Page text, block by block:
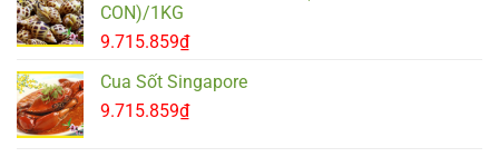
CON)/1KG
9.715.859₫
Cua Sốt Singapore
9.715.859₫